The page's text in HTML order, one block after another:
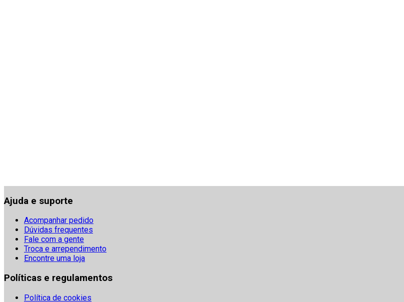
Ajuda e suporte
Acompanhar pedido
Dúvidas frequentes
Fale com a gente
Troca e arrependimento
Encontre uma loja
Políticas e regulamentos
Política de cookies